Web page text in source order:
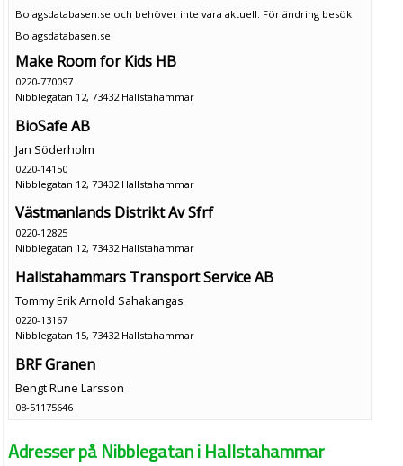
Bolagsdatabasen.se och behöver inte vara aktuell. För ändring besök
Bolagsdatabasen.se
Make Room for Kids HB
0220-770097
Nibblegatan 12, 73432 Hallstahammar
BioSafe AB
Jan Söderholm
0220-14150
Nibblegatan 12, 73432 Hallstahammar
Västmanlands Distrikt Av Sfrf
0220-12825
Nibblegatan 12, 73432 Hallstahammar
Hallstahammars Transport Service AB
Tommy Erik Arnold Sahakangas
0220-13167
Nibblegatan 15, 73432 Hallstahammar
BRF Granen
Bengt Rune Larsson
08-51175646
Adresser på Nibblegatan i Hallstahammar